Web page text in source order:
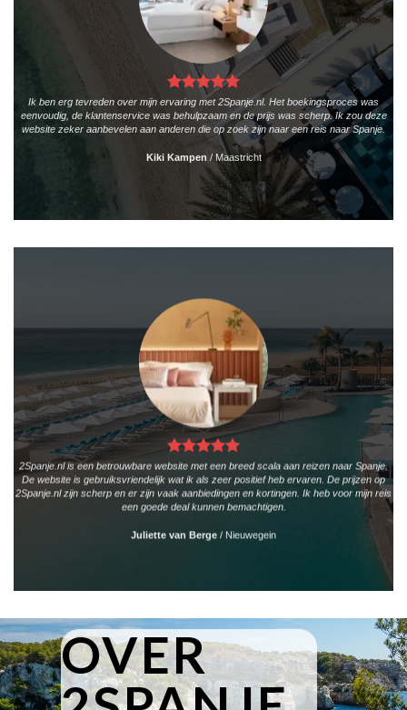
Ik ben erg tevreden over mijn ervaring met 2Spanje.nl. Het boekingsproces was
eenvoudig, de klantenservice was behulpzaam en de prijs was scherp. Ik zou deze
website zeker aanbevelen aan anderen die op zoek zijn naar een reis naar Spanje.
Kiki Kampen /Maastricht
2Spanje.nl is een betrouwbare website met een breed scala aan reizen naar Spanje.
De website is gebruiksvriendelijk wat ik als zeer positief heb ervaren. De prijzen op
2Spanje.nl zijn scherp en er zijn vaak aanbiedingen en kortingen. Ik heb voor mijn reis
een goede deal kunnen bemachtigen.
Juliette van Berge / Nieuwegein
OVER